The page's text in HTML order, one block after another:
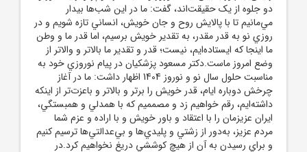
دو جلوه‌ از يک حقيقت‌اند، گفت: ما در اين شب‌ها بيدار
مي‌مانيم تا با پالايش روح و جان خويش، انساني تازه‌ شويم و در
روزي نو به قدر مقدر، به تقدير خويش برسيم، اما قدر ما و وطن
ما اينجا که ايستاده‌ايم، نيست؛ قدر و تقدير ما بالاتر و والاتر از
وضع امروز ماست.دکتر مسعود پزشکيان در پيام نوروزي خود به
مناسبت حلول سال نو و نوروز 1404 اظهار داشت: ما در آغاز
چرخش دوباره ايام، قدر خويش را برتر و بالاتر و باعزت‌تر از اينکه
داشته‌ايم، رقم خواهيم زد و مصمميم که با همدلي و همبستگي،
ايران عزيزمان را با اعتقاد و باور خويش و با اراده و عزم شما
مردم عزيز، به‌دور از زشتي و پليدي‌ها و بي‌عدالتي‌‌ها ترسيم کنيم
و براي رسيدن به آن از هيچ کوششي دريغ نخواهيم کرد.در